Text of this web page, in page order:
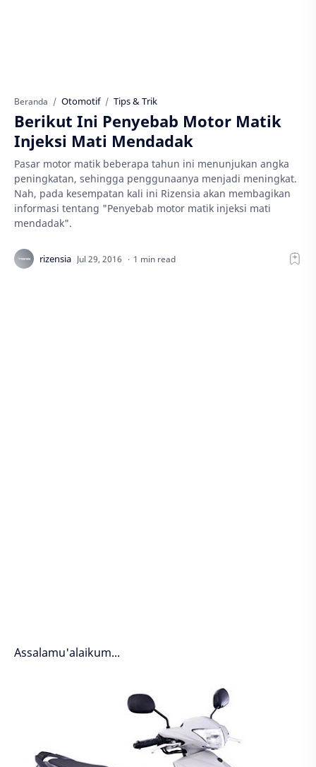
Beranda Otomotif Tips & Trik
Berikut Ini Penyebab Motor Matik
Injeksi Mati Mendadak
Pasar motor matik beberapa tahun ini menunjukan angka
peningkatan, sehingga penggunaanya menjadi meningkat.
Nah, pada kesempatan kali ini Rizensia akan membagikan
informasi tentang "Penyebab motor matik injeksi mati
mendadak".
1 min read
Assalamu'alaikum...